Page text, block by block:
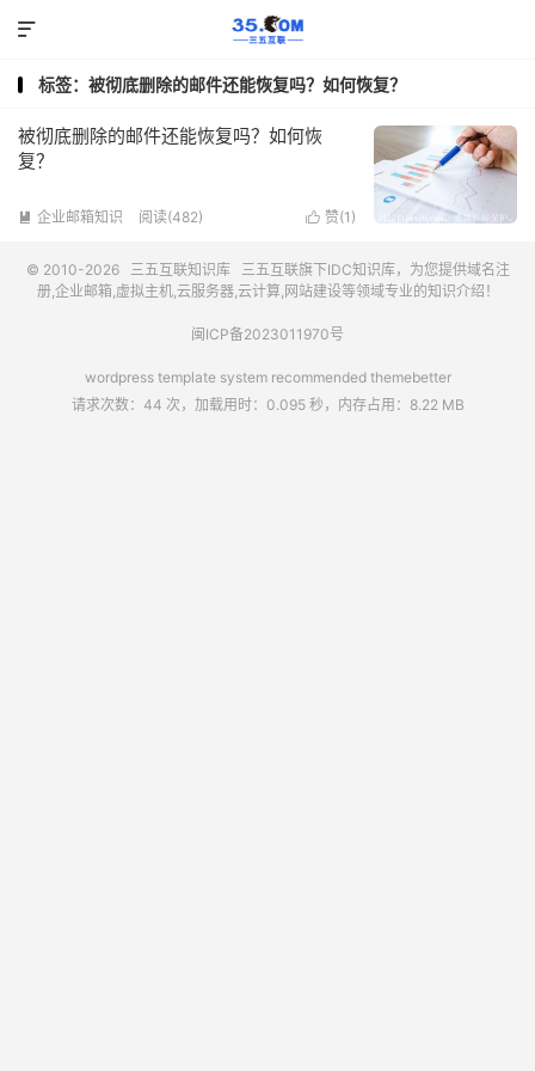

标签：被彻底删除的邮件还能恢复吗？如何恢复？
被彻底删除的邮件还能恢复吗？如何恢
复？
 企业邮箱知识 阅读(482)  赞(1 )
© 2010-2026 三五互联知识库 三五互联旗下IDC知识库，为您提供域名注
册,企业邮箱,虚拟主机,云服务器,云计算,网站建设等领域专业的知识介绍！
闽ICP备2023011970号
wordpress template system recommended themebetter
请求次数：44 次，加载用时：0.095 秒，内存占用：8.22 MB